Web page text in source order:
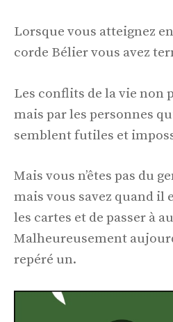
Lorsque vous atteignez
corde Bélier vous avez
Les conflits de la vie non
mais par les personnes
semblent futiles et
Mais vous n’êtes pas du
mais vous savez quand il
les cartes et de passer à
Malheureusement
repéré un.